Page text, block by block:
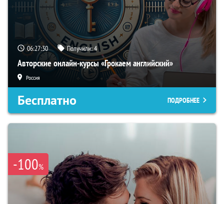
06:27:30 Получили:4
Авторские онлайн-курсы «Грокаем английский»
Россия
Бесплатно ПОДРОБНЕЕ
-100%